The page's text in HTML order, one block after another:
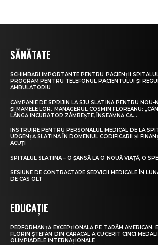
SĂNĂTATE
SCHIMBĂRI IMPORTANTE PENTRU PACIENȚII
PROGRAM PENTRU TELEFONUL PACIENTULUI ȘI
AMBULATORIU
CAMPANIE DE SPRIJIN LA SJU SLATINA PENTRU NOU-
ȘI MAMELE LOR. MANAGERUL COSMIN FLOREANU:
LÂNGĂ INCUBATOR ZÂMBEȘTE, ÎNSEAMNĂ CĂ...
INSTRUIRE PENTRU PERSONALUL MEDICAL DE LA
URGENȚĂ SLATINA ÎN DOMENIUL CODIFICĂRII ȘI
ACUȚI
SPITALUL SLATINA – O ȘANSĂ LA O NOUĂ VIAȚĂ, O
SESIUNE DE CONTRACTARE SERVICII MEDICALE ÎN
DE CAS OLT
EDUCAȚIE
PERFORMANȚĂ EXCEPȚIONALĂ PE TĂRÂM AMERICAN.
FLORIN ȘTEFAN DIN CARACAL A CUCERIT CINCI
OLIMPIADELE INTERNAȚIONALE